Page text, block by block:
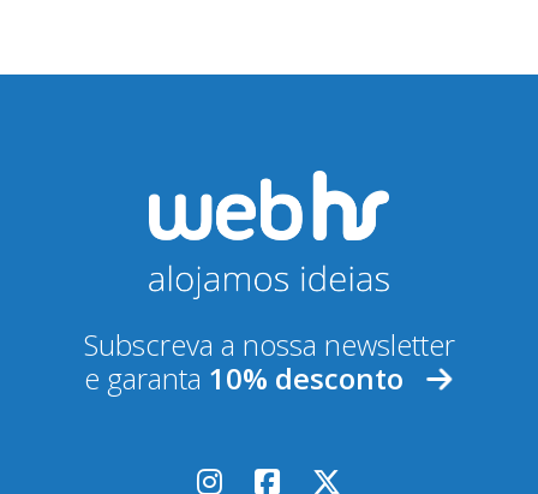
Subscreva a nossa newsletter
e garanta 10% desconto